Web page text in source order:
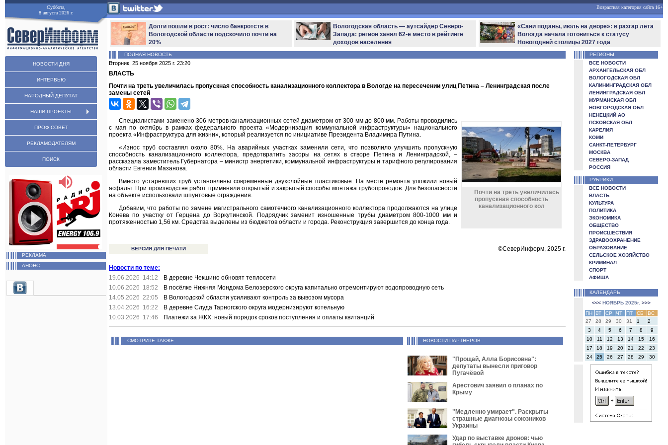
Суббота,
8 августа 2026 г.
НОВОСТИ ДНЯ
ИНТЕРВЬЮ
НАРОДНЫЙ ДЕПУТАТ
НАШИ ПРОЕКТЫ
ПРОФ.СОВЕТ
РЕКЛАМОДАТЕЛЯМ
ПОИСК
РЕКЛАМА
АНОНС
Возрастная категория сайта 16+
Долги пошли в рост: число банкротств в
Вологодской области подскочило почти на
20%
Вологодская область — аутсайдер Северо-
Запада: регион занял 62-е место в рейтинге
доходов населения
«Сани поданы, июль на дворе»: в разгар лета
Вологда начала готовиться к статусу
Новогодней столицы 2027 года
ПОЛНАЯ НОВОСТЬ
Вторник, 25 ноября 2025 г. 23:20
ВЛАСТЬ
Почти на треть увеличилась пропускная способность канализационного коллектора в Вологде на пересечении улиц Петина – Ленинградская после
замены сетей
Почти на треть увеличилась
пропускная способность
канализационного кол
Специалистами заменено 306 метров канализационных сетей диаметром от 300 мм до 800 мм. Работы проводились
с мая по октябрь в рамках федерального проекта «Модернизация коммунальной инфраструктуры» национального
проекта «Инфраструктура для жизни», который реализуется по инициативе Президента Владимира Путина.
«Износ труб составлял около 80%. На аварийных участках заменили сети, что позволило улучшить пропускную
способность канализационного коллектора, предотвратить засоры на сетях в створе Петина и Ленинградской, –
рассказала заместитель Губернатора – министр энергетики, коммунальной инфраструктуры и тарифного регулирования
области Евгения Мазанова.
Вместо устаревших труб установлены современные двухслойные пластиковые. На месте ремонта уложили новый
асфальт. При производстве работ применяли открытый и закрытый способы монтажа трубопроводов. Для безопасности
на объекте использовали шпунтовые ограждения.
Добавим, что работы по замене магистрального самотечного канализационного коллектора продолжаются на улице
Конева по участку от Герцена до Воркутинской. Подрядчик заменит изношенные трубы диаметром 800-1000 мм и
протяженностью 1,56 км. Средства выделены из бюджетов области и города. Реконструкция завершится до конца года.
ВЕРСИЯ ДЛЯ ПЕЧАТИ ©СеверИнформ, 2025 г.
Новости по теме:
19.06.2026 14:12
В деревне Чекшино обновят теплосети
10.06.2026 18:52
В посёлке Нижняя Мондома Белозерского округа капитально отремонтируют водопроводную сеть
14.05.2026 22:05
В Вологодской области усиливают контроль за вывозом мусора
13.04.2026 16:22
В деревне Слуда Тарногского округа модернизируют котельную
10.03.2026 17:46
Платежи за ЖКХ: новый порядок сроков поступления и оплаты квитанций
СМОТРИТЕ ТАКЖЕ НОВОСТИ ПАРТНЕРОВ
"Прощай, Алла Борисовна":
депутаты вынесли приговор
Пугачёвой
Арестович заявил о планах по
Крыму
"Медленно умирает". Раскрыты
страшные диагнозы союзников
Украины
Удар по выставке дронов: чью
РЕГИОНЫ
ВСЕ НОВОСТИ
АРХАНГЕЛЬСКАЯ ОБЛ
ВОЛОГОДСКАЯ ОБЛ
КАЛИНИНГРАДСКАЯ ОБЛ
ЛЕНИНГРАДСКАЯ ОБЛ
МУРМАНСКАЯ ОБЛ
НОВГОРОДСКАЯ ОБЛ
НЕНЕЦКИЙ АО
ПСКОВСКАЯ ОБЛ
КАРЕЛИЯ
КОМИ
САНКТ-ПЕТЕРБУРГ
МОСКВА
СЕВЕРО-ЗАПАД
РОССИЯ
РУБРИКИ
ВСЕ НОВОСТИ
ВЛАСТЬ
КУЛЬТУРА
ПОЛИТИКА
ЭКОНОМИКА
ОБЩЕСТВО
ПРОИСШЕСТВИЯ
ЗДРАВООХРАНЕНИЕ
ОБРАЗОВАНИЕ
СЕЛЬСКОЕ ХОЗЯЙСТВО
КРИМИНАЛ
СПОРТ
АФИША
КАЛЕНДАРЬ
<<<НОЯБРЬ 2025г. >>>
ПН
ВТ СР ЧТ ПТ СБ
ВС
27
28 29 30 31 1
2
3
4 5 6 7 8
9
10
11 12 13 14 15
16
17
18 19 20 21 22
23
24
25 26 27 28 29 30